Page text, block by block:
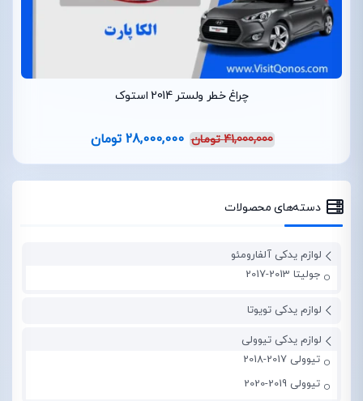
چراغ خطر ولستر 2014 استوک
41,000,000 تومان 28,000,000 تومان
دسته‌های محصولات
لوازم یدکی آلفارومئو
جولیتا 2013-2017
لوازم یدکی تویوتا
لوازم یدکی تیوولی
تیوولی 2017-2018
تیوولی 2019-2020